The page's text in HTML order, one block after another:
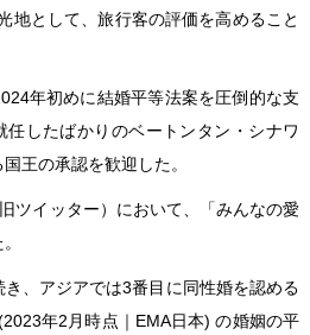
地として、旅行客の評価を高めること
年初めに結婚平等法案を圧倒的な支
したばかりのベートンタン・シナワ
王の承認を歓迎した。
ツイッター）において、「みんなの愛
、アジアでは3番目に同性婚を認める
年2月時点｜EMA日本) の婚姻の平